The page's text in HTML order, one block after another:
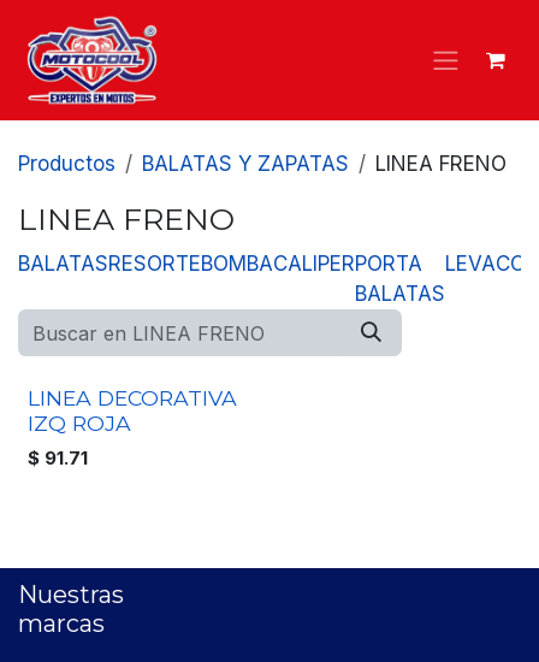
Ir al contenido
Productos BALATAS Y ZAPATAS LINEA FRENO
LINEA FRENO
BALATASRESORTEBOMBACALIPERPORTA
BALATAS
LEVA
LINEA DECORATIVA
IZQ ROJA
$ 91.71
Nuestras
marcas